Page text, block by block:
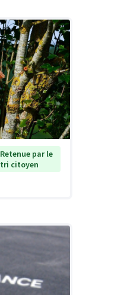
Retenue par le
tri citoyen